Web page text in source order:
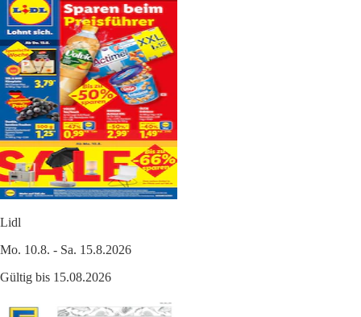
Lidl
Mo. 10.8. - Sa. 15.8.2026
Gültig bis 15.08.2026